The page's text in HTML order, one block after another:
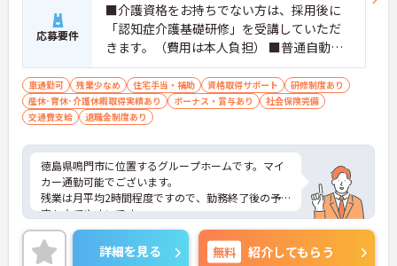
応募要件
■介護資格をお持ちでない方は、採用後に
「認知症介護基礎研修」を受講していただ
きます。（費用は本人負担） ■普通自動車
運転免許必須（AT限定可） ■経験不問
車通勤可 残業少なめ 住宅手当・補助 資格取得サポート
研修制度あり
産休･育休･介護休暇取得実績あり
ボーナス・賞与あり
社会保険完備
交通費支給
退職金制度あり
徳島県鳴門市に位置するグループホームです。マイ
カー通勤可能でございます。
残業は月平均2時間程度ですので、勤務終了後の予
定も立てやすいです。
昇給や賞与制度があり頑張りが評価されてしっかり
と職員に還元されます。
ご興味のある方には、面接対策ポイントなど、さら
詳細を見る 無料 紹介してもらう